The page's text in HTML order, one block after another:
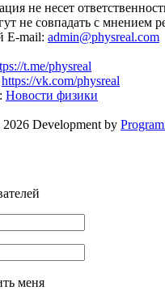
не несет
не совпадать с мнением
E-mail: admin@physreal.com
t.me/physreal
https://vk.com/physreal
Новости физики
Development by
меня